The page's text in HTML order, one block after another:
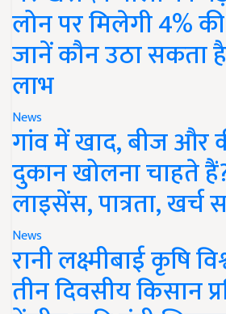
लोन पर मिलेगी 4%
जानें कौन उठा सकता
लाभ
News
गांव में खाद, बीज और
दुकान खोलना चाहते
लाइसेंस, पात्रता,
News
रानी लक्ष्मीबाई कृषि
तीन दिवसीय किसान